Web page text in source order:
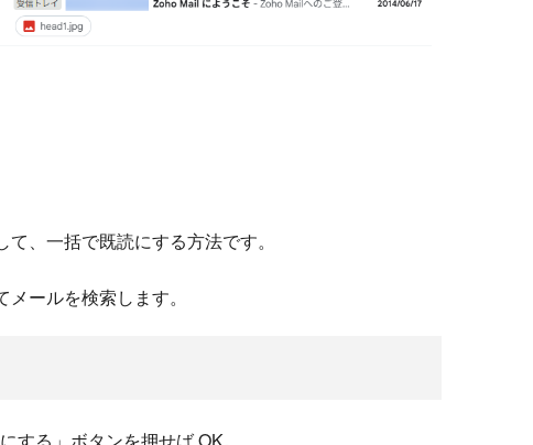
、一括で既読にする方法です。
ールを検索します。